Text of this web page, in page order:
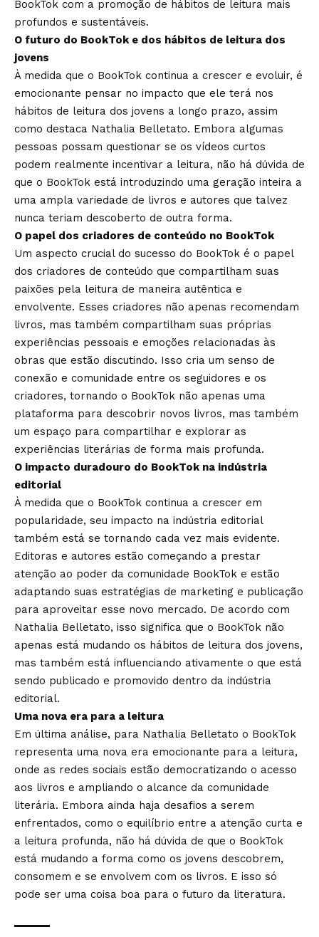
BookTok com a promoção de hábitos de leitura mais
profundos e sustentáveis.
O futuro do BookTok e dos hábitos de leitura dos
jovens
À medida que o BookTok continua a crescer e evoluir, é
emocionante pensar no impacto que ele terá nos
hábitos de leitura dos jovens a longo prazo, assim
como destaca Nathalia Belletato. Embora algumas
pessoas possam questionar se os vídeos curtos
podem realmente incentivar a leitura, não há dúvida de
que o BookTok está introduzindo uma geração inteira a
uma ampla variedade de livros e autores que talvez
nunca teriam descoberto de outra forma.
O papel dos criadores de conteúdo no BookTok
Um aspecto crucial do sucesso do BookTok é o papel
dos criadores de conteúdo que compartilham suas
paixões pela leitura de maneira autêntica e
envolvente. Esses criadores não apenas recomendam
livros, mas também compartilham suas próprias
experiências pessoais e emoções relacionadas às
obras que estão discutindo. Isso cria um senso de
conexão e comunidade entre os seguidores e os
criadores, tornando o BookTok não apenas uma
plataforma para descobrir novos livros, mas também
um espaço para compartilhar e explorar as
experiências literárias de forma mais profunda.
O impacto duradouro do BookTok na indústria
editorial
À medida que o BookTok continua a crescer em
popularidade, seu impacto na indústria editorial
também está se tornando cada vez mais evidente.
Editoras e autores estão começando a prestar
atenção ao poder da comunidade BookTok e estão
adaptando suas estratégias de marketing e publicação
para aproveitar esse novo mercado. De acordo com
Nathalia Belletato, isso significa que o BookTok não
apenas está mudando os hábitos de leitura dos jovens,
mas também está influenciando ativamente o que está
sendo publicado e promovido dentro da indústria
editorial.
Uma nova era para a leitura
Em última análise, para Nathalia Belletato o BookTok
representa uma nova era emocionante para a leitura,
onde as redes sociais estão democratizando o acesso
aos livros e ampliando o alcance da comunidade
literária. Embora ainda haja desafios a serem
enfrentados, como o equilíbrio entre a atenção curta e
a leitura profunda, não há dúvida de que o BookTok
está mudando a forma como os jovens descobrem,
consomem e se envolvem com os livros. E isso só
pode ser uma coisa boa para o futuro da literatura.